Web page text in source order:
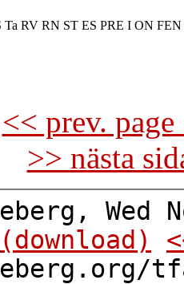
RV RN ST ES PRE I ON
<< prev.
>> nästa
Wed
(download)